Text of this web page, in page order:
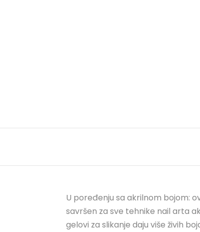
U poređenju sa akrilnom bojom:
savršen za sve tehnike nail arta
gelovi za slikanje daju više živih